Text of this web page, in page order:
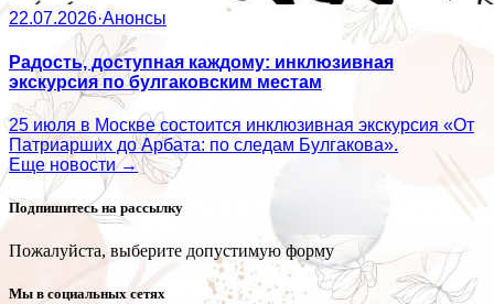
22.07.2026·Анонсы
Радость, доступная каждому: инклюзивная
экскурсия по булгаковским местам
25 июля в Москве состоится инклюзивная экскурсия «От
Патриарших до Арбата: по следам Булгакова».
Еще новости →
Подпишитесь на рассылку
Пожалуйста, выберите допустимую форму
Мы в социальных сетях